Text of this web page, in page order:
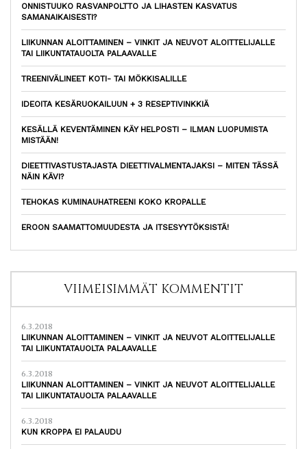
ONNISTUUKO RASVANPOLTTO JA LIHASTEN KASVATUS
SAMANAIKAISESTI?
LIIKUNNAN ALOITTAMINEN – VINKIT JA NEUVOT ALOITTELIJALLE
TAI LIIKUNTATAUOLTA PALAAVALLE
TREENIVÄLINEET KOTI- TAI MÖKKISALILLE
IDEOITA KESÄRUOKAILUUN + 3 RESEPTIVINKKIÄ
KESÄLLÄ KEVENTÄMINEN KÄY HELPOSTI – ILMAN LUOPUMISTA
MISTÄÄN!
DIEETTIVASTUSTAJASTA DIEETTIVALMENTAJAKSI – MITEN TÄSSÄ
NÄIN KÄVI?
TEHOKAS KUMINAUHATREENI KOKO KROPALLE
EROON SAAMATTOMUUDESTA JA ITSESYYTÖKSISTÄ!
VIIMEISIMMÄT KOMMENTIT
6.3.2018
LIIKUNNAN ALOITTAMINEN – VINKIT JA NEUVOT ALOITTELIJALLE
TAI LIIKUNTATAUOLTA PALAAVALLE
6.3.2018
LIIKUNNAN ALOITTAMINEN – VINKIT JA NEUVOT ALOITTELIJALLE
TAI LIIKUNTATAUOLTA PALAAVALLE
6.3.2018
KUN KROPPA EI PALAUDU